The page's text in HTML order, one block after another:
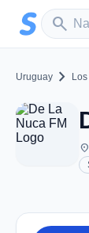
Zum Hauptinhalt
search
Sender
Uruguay chevron_right
place